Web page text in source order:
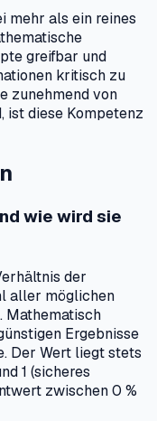
mehr als ein reines
greifbar und
kritisch zu
zunehmend von
ist diese Kompetenz
wie wird sie
der
aller möglichen
Mathematisch
Ergebnisse
Der Wert liegt stets
1 (sicheres
zwischen 0 %